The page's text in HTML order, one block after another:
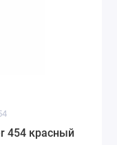
454 красный